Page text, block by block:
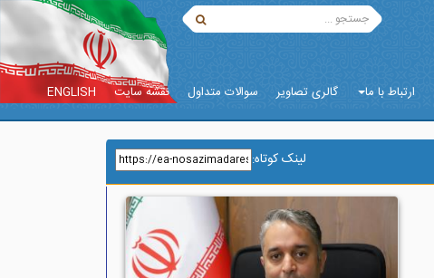
ارتباط با ما گالری تصاویر سوالات متداول نقشه سایت ENGLISH
لینک کوتاه: